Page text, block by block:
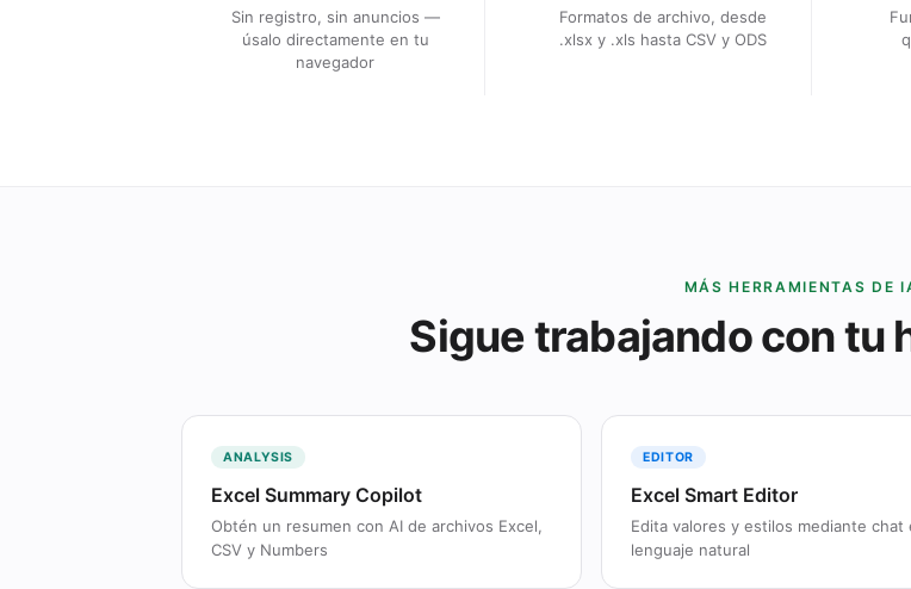
Sin registro, sin anuncios —
úsalo directamente en tu
navegador
Formatos de archivo, desde
.xlsx y .xls hasta CSV y ODS
MÁS HERRAMIENTAS DE
Sigue trabajando con tu
ANALYSIS
Excel Summary Copilot
Obtén un resumen con AI de archivos Excel,
CSV y Numbers
EDITOR
Excel Smart Editor
Edita valores y estilos mediante chat
lenguaje natural